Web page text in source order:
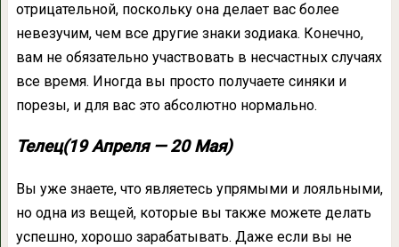
отрицательной, поскольку она делает вас более
невезучим, чем все другие знаки зодиака. Конечно,
вам не обязательно участвовать в несчастных случаях
все время. Иногда вы просто получаете синяки и
порезы, и для вас это абсолютно нормально.
Телец(19 Апреля — 20 Мая)
Вы уже знаете, что являетесь упрямыми и лояльными,
но одна из вещей, которые вы также можете делать
успешно, хорошо зарабатывать. Даже если вы не